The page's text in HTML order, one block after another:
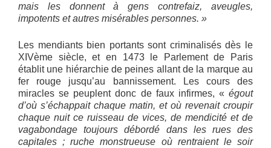
mais les donnent à gens contrefaiz, aveugles,
impotents et autres misérables personnes. »
Les mendiants bien portants sont criminalisés dès le
XIVème siècle, et en 1473 le Parlement de Paris
établit une hiérarchie de peines allant de la marque au
fer rouge jusqu’au bannissement. Les cours des
miracles se peuplent donc de faux infirmes, « égout
d’où s’échappait chaque matin, et où revenait croupir
chaque nuit ce ruisseau de vices, de mendicité et de
vagabondage toujours débordé dans les rues des
capitales ; ruche monstrueuse où rentraient le soir